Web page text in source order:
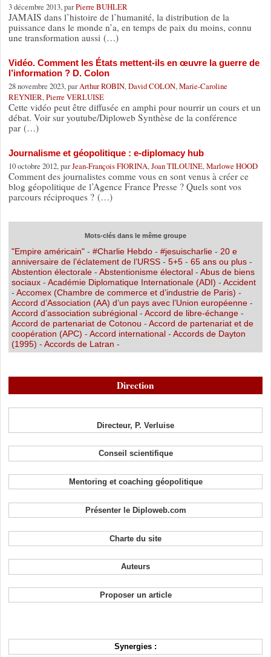
3 décembre 2013, parPierre BUHLER
JAMAIS dans l’histoire de l’humanité, la distribution de la
puissance dans le monde n’a, en temps de paix du moins, connu
une transformation aussi (…)
Vidéo. Comment les États mettent-ils en œuvre la guerre de
l’information ? D. Colon
28 novembre 2023, parArthur ROBIN, David COLON, Marie-Caroline
REYNIER, Pierre VERLUISE
Cette vidéo peut être diffusée en amphi pour nourrir un cours et un
débat. Voir sur youtube/Diploweb Synthèse de la conférence
par (…)
Journalisme et géopolitique : e-diplomacy hub
10 octobre 2012, parJean-François FIORINA, Joan TILOUINE, Marlowe HOOD
Comment des journalistes comme vous en sont venus à créer ce
blog géopolitique de l’Agence France Presse ? Quels sont vos
parcours réciproques ? (…)
Mots-clés dans le même groupe
"Empire américain"- #Charlie Hebdo- #jesuischarlie- 20 e
anniversaire de l’éclatement de l’URSS- 5+5- 65 ans ou plus-
Abstention électorale- Abstentionisme électoral- Abus de biens
sociaux- Académie Diplomatique Internationale (ADI) - Accident
- Accomex (Chambre de commerce et d’industrie de Paris) -
Accord d’Association (AA) d’un pays avec l’Union européenne-
Accord d’association subrégional- Accord de libre-échange-
Accord de partenariat de Cotonou - Accord de partenariat et de
coopération (APC) - Accord international- Accords de Dayton
(1995) - Accords de Latran -
Direction
Directeur, P. Verluise
Conseil scientifique
Mentoring et coaching géopolitique
Présenter le Diploweb.com
Charte du site
Auteurs
Proposer un article
Synergies :